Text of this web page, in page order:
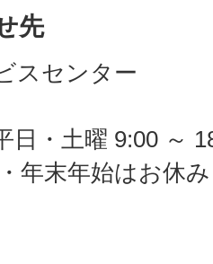
先
スセンター
日・土曜 9:00 ～
年末年始はお休み